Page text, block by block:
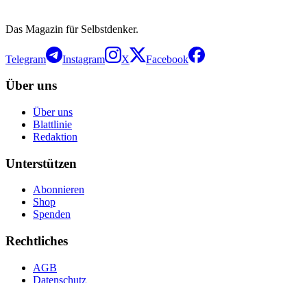
Das Magazin für Selbstdenker.
Telegram Instagram X Facebook
Über uns
Über uns
Blattlinie
Redaktion
Unterstützen
Abonnieren
Shop
Spenden
Rechtliches
AGB
Datenschutz